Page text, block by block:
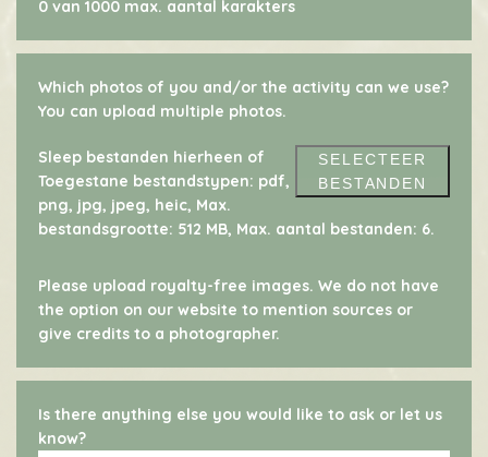
0 van 1000 max. aantal karakters
Which photos of you and/or the activity can we use?
You can upload multiple photos.
Sleep bestanden hierheen of
SELECTEER
BESTANDEN
Toegestane bestandstypen: pdf,
png, jpg, jpeg, heic, Max.
bestandsgrootte: 512 MB, Max. aantal bestanden: 6.
Please upload royalty-free images. We do not have
the option on our website to mention sources or
give credits to a photographer.
Is there anything else you would like to ask or let us
know?